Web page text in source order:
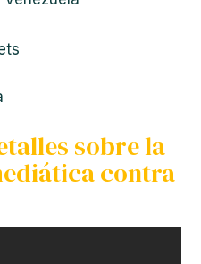
sobre la
contra